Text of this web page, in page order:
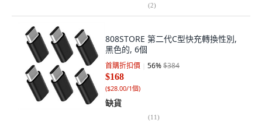
(2)
808STORE 第二代C型快充轉換性別,
黑色的, 6個
首購折扣價 56%$384
$168
($28.00/1個)
缺貨
(11)